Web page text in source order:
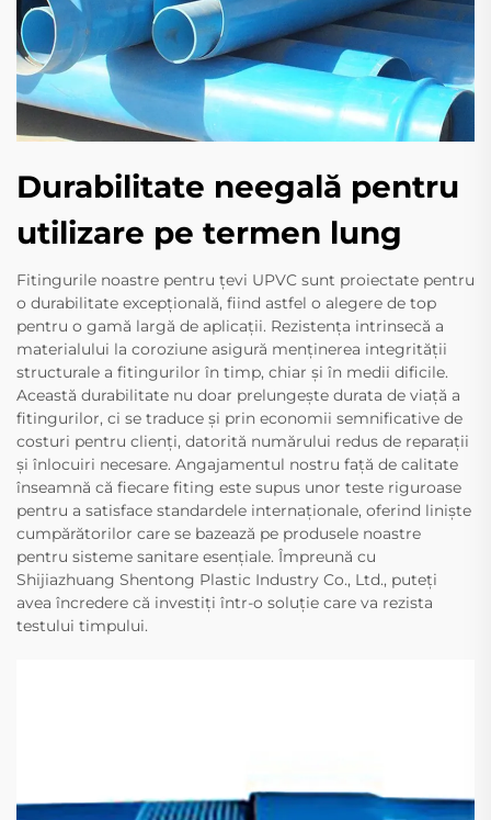
Durabilitate neegală pentru
utilizare pe termen lung
Fitingurile noastre pentru țevi UPVC sunt proiectate pentru
o durabilitate excepțională, fiind astfel o alegere de top
pentru o gamă largă de aplicații. Rezistența intrinsecă a
materialului la coroziune asigură menținerea integrității
structurale a fitingurilor în timp, chiar și în medii dificile.
Această durabilitate nu doar prelungește durata de viață a
fitingurilor, ci se traduce și prin economii semnificative de
costuri pentru clienți, datorită numărului redus de reparații
și înlocuiri necesare. Angajamentul nostru față de calitate
înseamnă că fiecare fiting este supus unor teste riguroase
pentru a satisface standardele internaționale, oferind liniște
cumpărătorilor care se bazează pe produsele noastre
pentru sisteme sanitare esențiale. Împreună cu
Shijiazhuang Shentong Plastic Industry Co., Ltd., puteți
avea încredere că investiți într-o soluție care va rezista
testului timpului.